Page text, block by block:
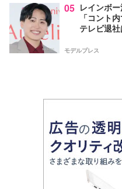
05 レインボ
「コント
テレビ退
モデルプレス